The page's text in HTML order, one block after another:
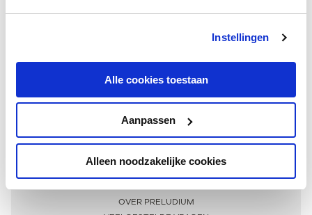
Instellingen
Alle cookies toestaan
Aanpassen
Alleen noodzakelijke cookies
Meer informatie
OVER PRELUDIUM